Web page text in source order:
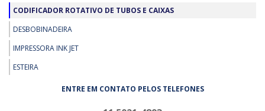
CODIFICADOR ROTATIVO DE TUBOS E CAIXAS
DESBOBINADEIRA
IMPRESSORA INK JET
ESTEIRA
ENTRE EM CONTATO PELOS TELEFONES